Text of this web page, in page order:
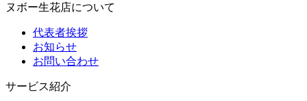
ヌボー生花店について
代表者挨拶
お知らせ
お問い合わせ
サービス紹介